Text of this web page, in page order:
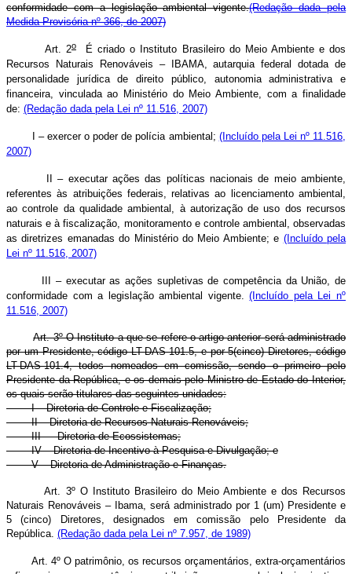
conformidade com a legislação ambiental vigente.(Redação dada pela
Medida Provisória nº 366, de 2007)
Art. 2oÉ criado o Instituto Brasileiro do Meio Ambiente e dos
Recursos Naturais Renováveis – IBAMA, autarquia federal dotada de
personalidade jurídica de direito público, autonomia administrativa e
financeira, vinculada ao Ministério do Meio Ambiente, com a finalidade
de: (Redação dada pela Lei nº 11.516, 2007)
I – exercer o poder de polícia ambiental; (Incluído pela Lei nº 11.516,
2007)
II – executar ações das políticas nacionais de meio ambiente,
referentes às atribuições federais, relativas ao licenciamento ambiental,
ao controle da qualidade ambiental, à autorização de uso dos recursos
naturais e à fiscalização, monitoramento e controle ambiental, observadas
as diretrizes emanadas do Ministério do Meio Ambiente; e (Incluído pela
Lei nº 11.516, 2007)
III – executar as ações supletivas de competência da União, de
conformidade com a legislação ambiental vigente.(Incluído pela Lei nº
11.516, 2007)
Art. 3º O Instituto a que se refere o artigo anterior será administrado
por um Presidente, código LT-DAS-101.5, e por 5(cinco) Diretores, código
LT-DAS-101.4, todos nomeados em comissão, sendo o primeiro pelo
Presidente da República, e os demais pelo Ministro de Estado do Interior,
os quais serão titulares das seguintes unidades:
I – Diretoria de Controle e Fiscalização;
II – Diretoria de Recursos Naturais Renováveis;
III — Diretoria de Ecossistemas;
IV – Diretoria de Incentivo à Pesquisa e Divulgação; e
V – Diretoria de Administração e Finanças.
Art. 3º O Instituto Brasileiro do Meio Ambiente e dos Recursos
Naturais Renováveis – Ibama, será administrado por 1 (um) Presidente e
5 (cinco) Diretores, designados em comissão pelo Presidente da
República. (Redação dada pela Lei nº 7.957, de 1989)
Art. 4º O patrimônio, os recursos orçamentários, extra-orçamentários